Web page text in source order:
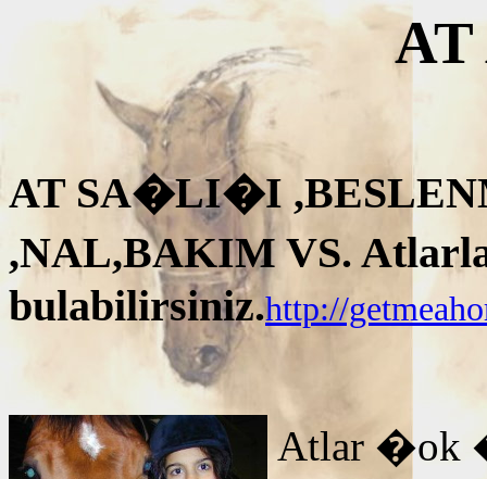
AT SA�LI�I
,NAL,BAKIM VS.
bulabilirsiniz.http://
Atlar �ok